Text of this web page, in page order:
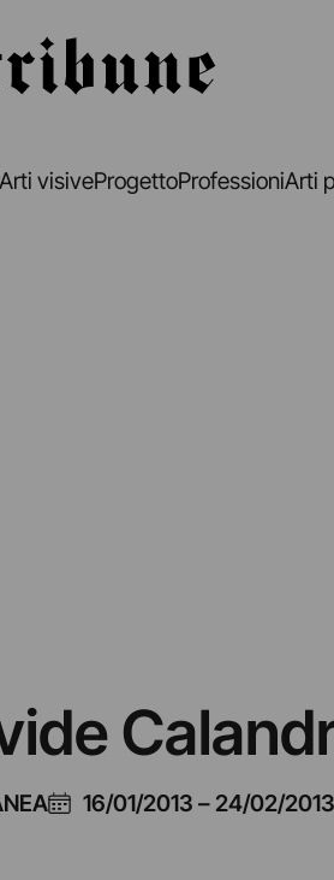
Arti visiveProgettoProfessioniArti
16/01/2013 – 24/02/2013